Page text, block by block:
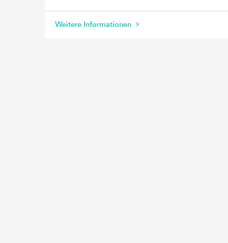
Weitere Informationen